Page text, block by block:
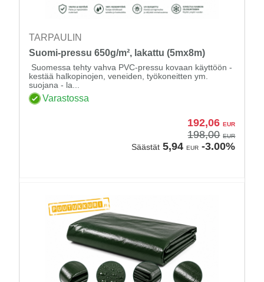
TARPAULIN
Suomi-pressu 650g/m², lakattu (5mx8m)
Suomessa tehty vahva PVC-pressu kovaan käyttöön -
kestää halkopinojen, veneiden, työkoneitten ym.
suojana - la...
Varastossa
192,06 EUR
198,00 EUR
Säästät 5,94 EUR -3.00%